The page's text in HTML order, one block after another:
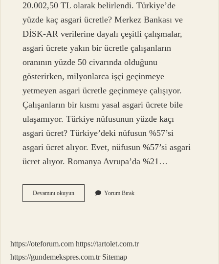
20.002,50 TL olarak belirlendi. Türkiye’de
yüzde kaç asgari ücretle? Merkez Bankası ve
DİSK-AR verilerine dayalı çeşitli çalışmalar,
asgari ücrete yakın bir ücretle çalışanların
oranının yüzde 50 civarında olduğunu
gösterirken, milyonlarca işçi geçinmeye
yetmeyen asgari ücretle geçinmeye çalışıyor.
Çalışanların bir kısmı yasal asgari ücrete bile
ulaşamıyor. Türkiye nüfusunun yüzde kaçı
asgari ücret? Türkiye’deki nüfusun %57’si
asgari ücret alıyor. Evet, nüfusun %57’si asgari
ücret alıyor. Romanya Avrupa’da %21…
Devamını okuyunTürkiyenin
Yüzde
Yorum Bırak
https://oteforum.com https://tartolet.com.tr
https://gundemekspres.com.tr Sitemap